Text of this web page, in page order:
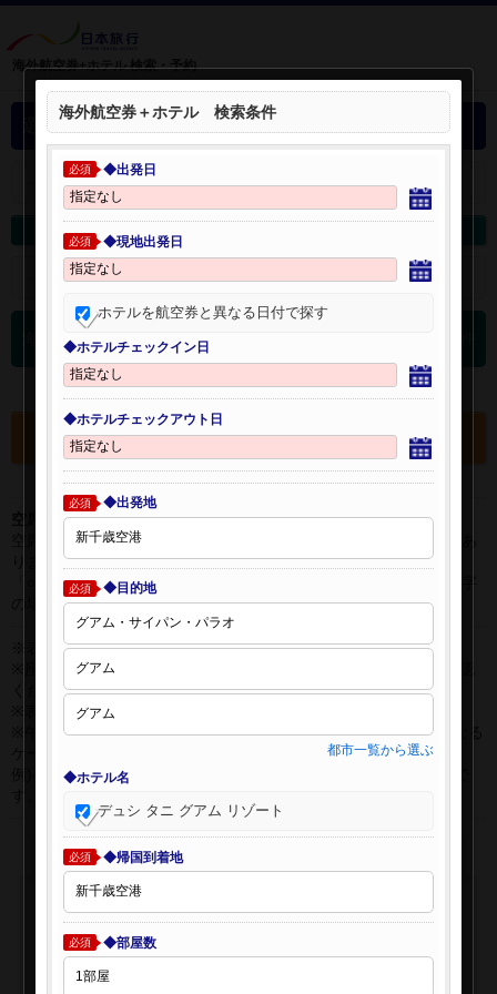
海外航空券+ホテル 検索・予約
選択中の海外航空券+ホテル
選択中の航空券・ホテルを開く：
海外航空券を変更
検索条件を開く：
海外航空券 検索結果
選択中の航空券・ホテルを確認する
空席表示について：
空席状況は常に変更しますので、現在の空席を保証するものではあ
りません。
「○」は過去24時間以内に十分な空席が確認できた商品です。 数字
の場合は、現時点で座席数が少ない商品です。
※表示金額はオンライン予約時の金額です。
※座席クラスはご利用区間毎に異なる場合があります。必ずご確認
ください。
※表示時間はすべて現地時間・24時間表示です。
※午前0時以降に出発する深夜便について、搭乗日をお間違えになる
例)4月8日00：30出発の場合、搭乗手続きは4月7日22:30が目安で
海外航空券＋ホテル 検索条件
必須 ◆出発日
必須 ◆現地出発日
ホテルを航空券と異なる日付で探す
◆ホテルチェックイン日
◆ホテルチェックアウト日
必須 ◆出発地
必須 ◆目的地
都市一覧から選ぶ
◆ホテル名
デュシ タニ グアム リゾート
必須 ◆帰国到着地
必須 ◆部屋数